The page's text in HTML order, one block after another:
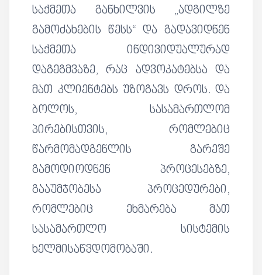
საქმეთა განხილვის „ადგილზე
გამოძახების წესს“ და გადავიდნენ
საქმეთა ინდივიდუალურად
დაგეგმვაზე, რაც ადვოკატებსა და
მათ კლიენტებს უზოგავს დროს. და
ბოლოს, სასამართლომ
პირებისთვის, რომლებიც
წარმომადგენლის გარეშე
გამოდიოდნენ პროცესებზე,
გააუმჯობესა პროცედურები,
რომლებიც ეხმარება მათ
სასამართლო სისტემის
ხელმისაწვდომობაში.